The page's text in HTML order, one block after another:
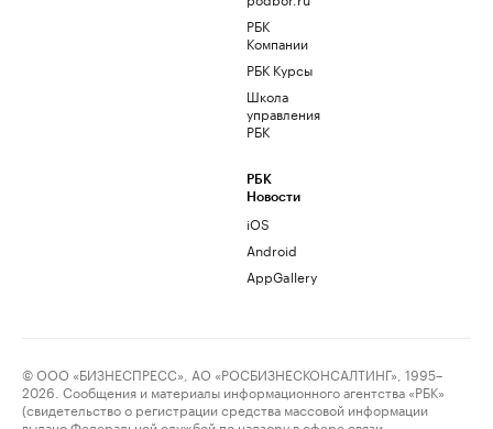
РБК
Компании
РБК Курсы
Школа
управления
РБК
РБК
Новости
iOS
Android
AppGallery
© ООО «БИЗНЕСПРЕСС», АО «РОСБИЗНЕСКОНСАЛТИНГ», 1995–
2026. Сообщения и материалы информационного агентства «РБК»
(свидетельство о регистрации средства массовой информации